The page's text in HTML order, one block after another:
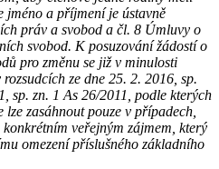
jméno a příjmení je ústavně
práv a svobod a čl. 8 Úmluvy o
svobod. K posuzování žádostí o
pro změnu se již v minulosti
ze dne 25. 2. 2016, sp.
sp. zn. 1 As 26/2011, podle kterých
zasáhnout pouze v případech,
veřejným zájmem, který
omezení příslušného základního